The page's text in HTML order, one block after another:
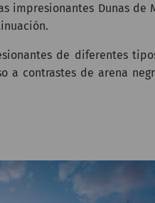
impresionantes Dunas de
de diferentes
a contrastes de arena